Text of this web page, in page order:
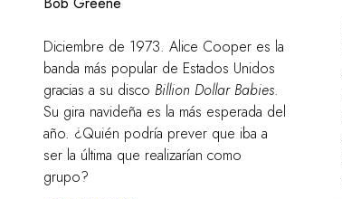
Diciembre de 1973. Alice Cooper es la
banda más popular de Estados Unidos
gracias a su disco Billion Dollar Babies.
Su gira navideña es la más esperada del
año. ¿Quién podría prever que iba a
ser la última que realizarían como
grupo?